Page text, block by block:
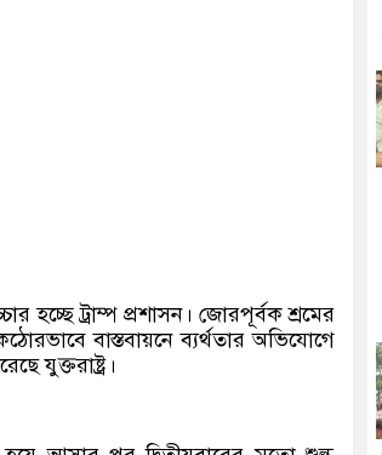
হচ্ছে ট্রাম্প প্রশাসন। জোরপূর্বক শ্রমের
বাস্তবায়নে ব্যর্থতার অভিযোগে
যুক্তরাষ্ট্র।